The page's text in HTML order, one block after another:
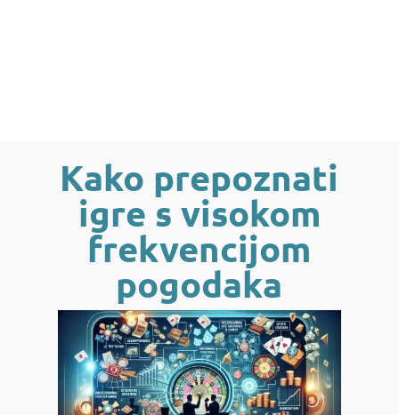
Kako prepoznati
igre s visokom
frekvencijom
pogodaka